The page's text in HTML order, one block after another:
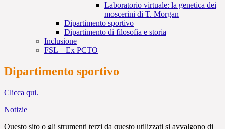
Laboratorio virtuale: la genetica dei
moscerini di T. Morgan
Dipartimento sportivo
Dipartimento di filosofia e storia
Inclusione
FSL – Ex PCTO
Dipartimento sportivo
Clicca qui.
Notizie
Questo sito o gli strumenti terzi da questo utilizzati si avvalgono di